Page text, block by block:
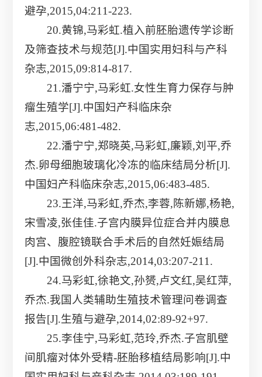
避孕,2015,04:211-223.
20.黄锦,马彩虹.植入前胚胎遗传学诊断
及筛查技术与规范[J].中国实用妇科与产科
杂志,2015,09:814-817.
21.潘宁宁,马彩虹.女性生育力保存与肿
瘤生殖学[J].中国妇产科临床杂
志,2015,06:481-482.
22.潘宁宁,郑晓英,马彩虹,廉颖,刘平,乔
杰.卵母细胞玻璃化冷冻的临床结局分析[J].
中国妇产科临床杂志,2015,06:483-485.
23.王洋,马彩虹,乔杰,李蓉,陈新娜,杨艳,
宋雪凌,张佳佳.子宫内膜异位症合并内膜息
肉宫、腹腔镜联合手术后的自然妊娠结局
[J].中国微创外科杂志,2014,03:207-211.
24.马彩虹,徐艳文,孙赟,卢文红,吴红萍,
乔杰.我国人类辅助生殖技术管理问卷调查
报告[J].生殖与避孕,2014,02:89-92+97.
25.李佳宁,马彩虹,范玲,乔杰.子宫肌壁
间肌瘤对体外受精-胚胎移植结局影响[J].中